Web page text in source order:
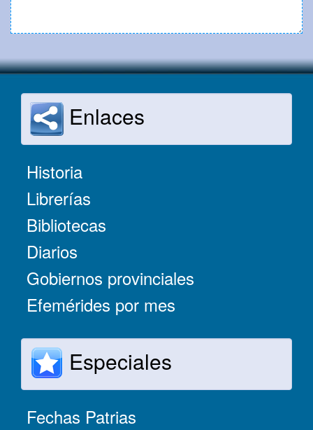
Enlaces
Historia
Librerías
Bibliotecas
Diarios
Gobiernos provinciales
Efemérides por mes
Especiales
Fechas Patrias